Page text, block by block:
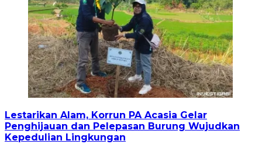
Lestarikan Alam, Korrun PA Acasia Gelar
Penghijauan dan Pelepasan Burung Wujudkan
Kepedulian Lingkungan